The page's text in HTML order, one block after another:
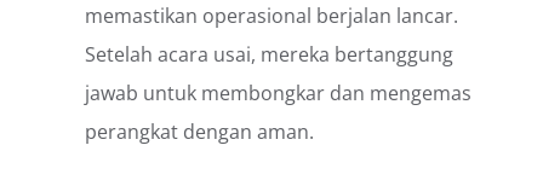
memastikan operasional berjalan lancar.
Setelah acara usai, mereka bertanggung
jawab untuk membongkar dan mengemas
perangkat dengan aman.